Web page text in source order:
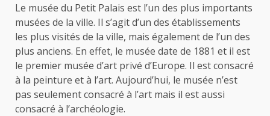
Le musée du Petit Palais est l’un des plus importants
musées de la ville. Il s’agit d’un des établissements
les plus visités de la ville, mais également de l’un des
plus anciens. En effet, le musée date de 1881 et il est
le premier musée d’art privé d’Europe. Il est consacré
à la peinture et à l’art. Aujourd’hui, le musée n’est
pas seulement consacré à l’art mais il est aussi
consacré à l’archéologie.